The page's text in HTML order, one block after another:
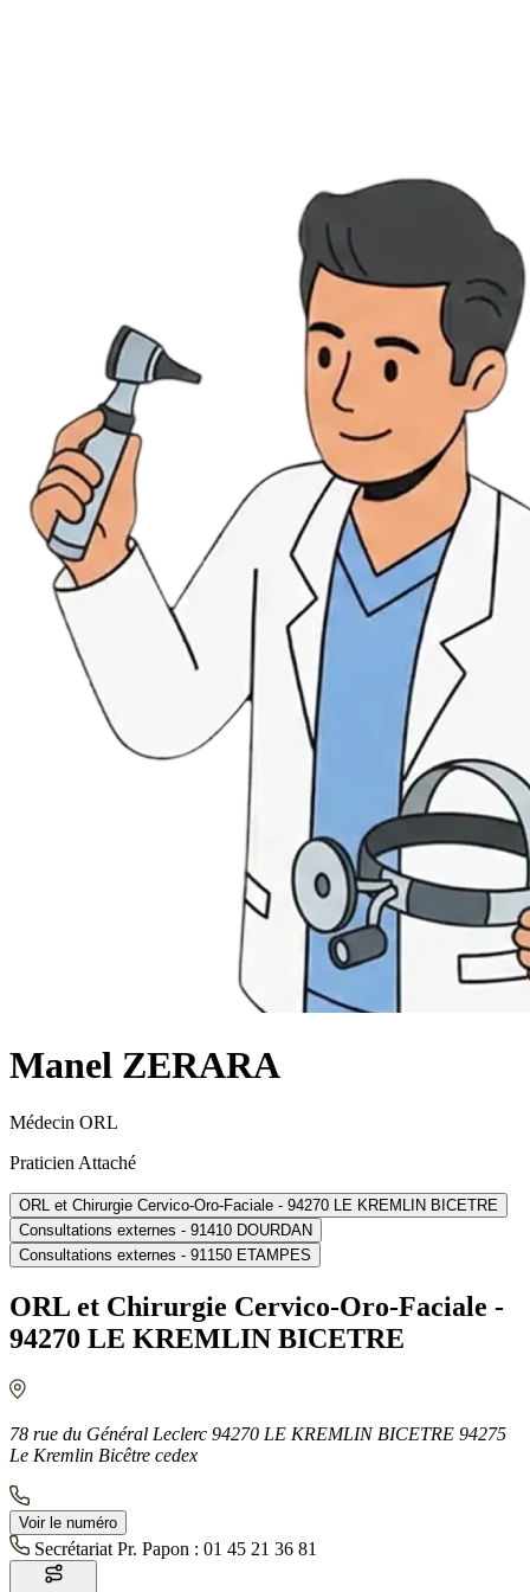
Manel ZERARA
Médecin ORL
Praticien Attaché
ORL et Chirurgie Cervico-Oro-Faciale - 94270 LE KREMLIN BICETRE
Consultations externes - 91410 DOURDAN
Consultations externes - 91150 ETAMPES
ORL et Chirurgie Cervico-Oro-Faciale -
94270 LE KREMLIN BICETRE
78 rue du Général Leclerc 94270 LE KREMLIN BICETRE 94275
Le Kremlin Bicêtre cedex
Voir le numéro
Secrétariat Pr. Papon : 01 45 21 36 81